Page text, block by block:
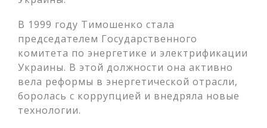
В 1999 году Тимошенко стала
председателем Государственного
комитета по энергетике и электрификации
Украины. В этой должности она активно
вела реформы в энергетической отрасли,
боролась с коррупцией и внедряла новые
технологии.